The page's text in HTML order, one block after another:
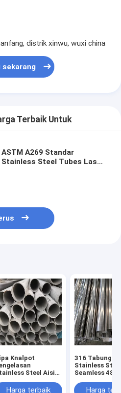
distrik xinwu, wuxi china
sekarang
Terbaik Untuk
ASTM A269 Standar
Stainless Steel Tubes Las
Knalpot
Steel Aisi
Tp321
Harga terbaik
316 Tabung
Stainless
Seamless
Pipa Mulus
Harga